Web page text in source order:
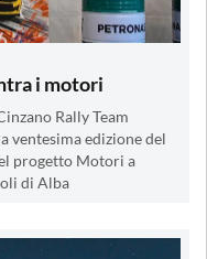
i motori
Rally Team
ventesima edizione del
progetto Motori a
di Alba